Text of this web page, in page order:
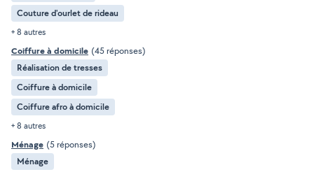
Couture d'ourlet de rideau
+ 8 autres
Coiffure à domicile (45 réponses)
Réalisation de tresses
Coiffure à domicile
Coiffure afro à domicile
+ 8 autres
Ménage (5 réponses)
Ménage